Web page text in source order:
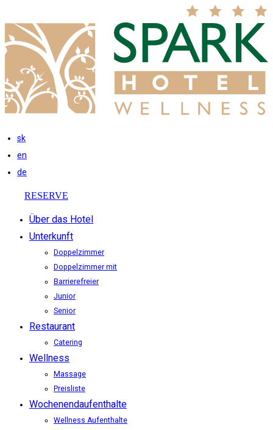
sk
en
de
RESERVE
Über das Hotel
Unterkunft
Doppelzimmer
Doppelzimmer mit
Barrierefreier
Junior
Senior
Restaurant
Catering
Wellness
Massage
Preisliste
Wochenendaufenthalte
Wellness Aufenthalte